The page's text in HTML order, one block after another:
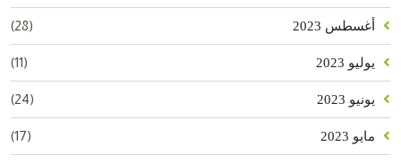
أغسطس 2023 (28)
يوليو 2023 (11)
يونيو 2023 (24)
مايو 2023 (17)